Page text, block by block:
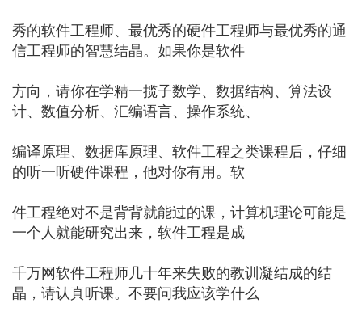
秀的软件工程师、最优秀的硬件工程师与最优秀的通
信工程师的智慧结晶。如果你是软件
方向，请你在学精一揽子数学、数据结构、算法设
计、数值分析、汇编语言、操作系统、
编译原理、数据库原理、软件工程之类课程后，仔细
的听一听硬件课程，他对你有用。软
件工程绝对不是背背就能过的课，计算机理论可能是
一个人就能研究出来，软件工程是成
千万网软件工程师几十年来失败的教训凝结成的结
晶，请认真听课。不要问我应该学什么